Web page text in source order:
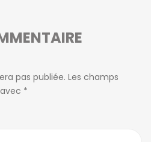
pas publiée. Les champs
*